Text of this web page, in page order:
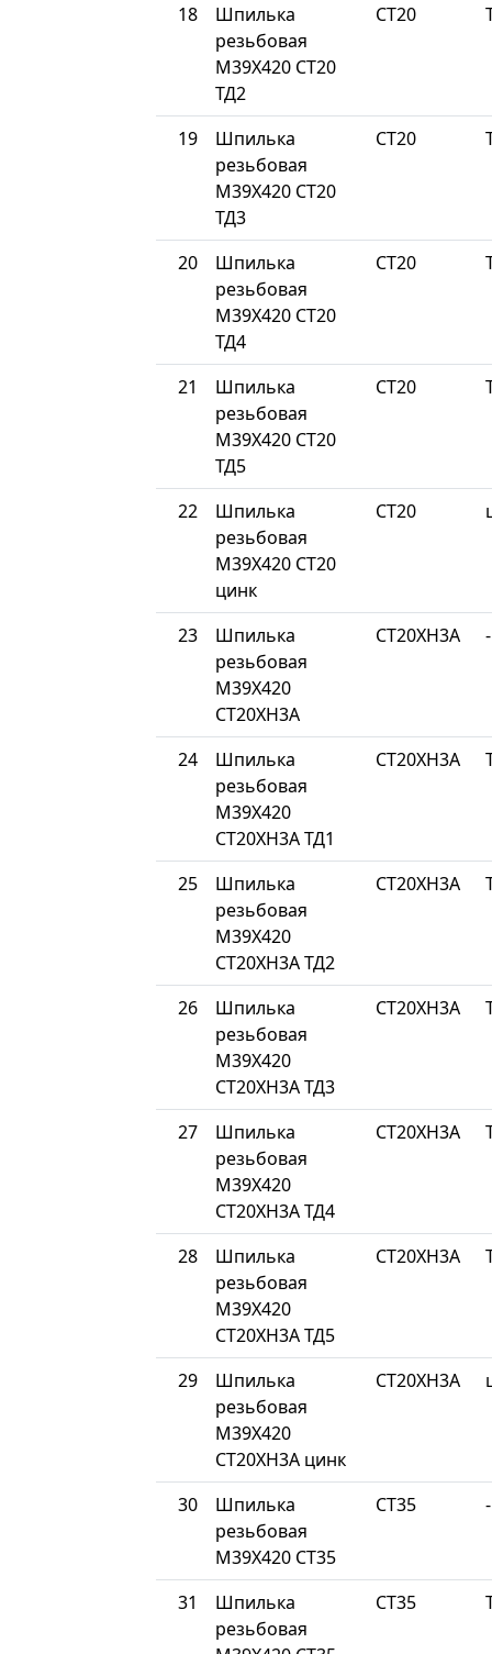
18
Шпилька
резьбовая
М39Х420 СТ20
ТД2
СТ20
19
Шпилька
резьбовая
М39Х420 СТ20
ТД3
СТ20
20
Шпилька
резьбовая
М39Х420 СТ20
ТД4
СТ20
21
Шпилька
резьбовая
М39Х420 СТ20
ТД5
СТ20
22
Шпилька
резьбовая
М39Х420 СТ20
цинк
СТ20
23
Шпилька
резьбовая
М39Х420
СТ20ХН3А
СТ20ХН3А -
24
Шпилька
резьбовая
М39Х420
СТ20ХН3А ТД1
СТ20ХН3А
25
Шпилька
резьбовая
М39Х420
СТ20ХН3А ТД2
СТ20ХН3А
26
Шпилька
резьбовая
М39Х420
СТ20ХН3А ТД3
СТ20ХН3А
27
Шпилька
резьбовая
М39Х420
СТ20ХН3А ТД4
СТ20ХН3А
28
Шпилька
резьбовая
М39Х420
СТ20ХН3А ТД5
СТ20ХН3А
29
Шпилька
резьбовая
М39Х420
СТ20ХН3А цинк
СТ20ХН3А
30
Шпилька
резьбовая
М39Х420 СТ35
СТ35 -
31
Шпилька
резьбовая
СТ35